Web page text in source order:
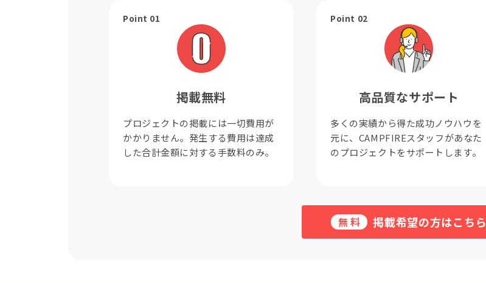
Point 01
掲載無料
プロジェクトの掲載には一切費用が
かかりません。発生する費用は達成
した合計金額に対する手数料のみ。
Point 02
高品質なサポート
多くの実績から得た成功ノウハウを
元に、CAMPFIREスタッフがあなた
のプロジェクトをサポートします。
無料 掲載希望の方はこちら